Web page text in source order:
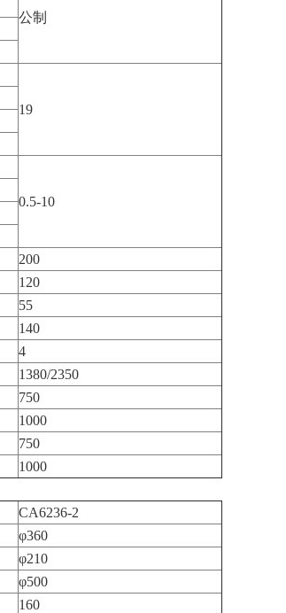
公制
19
0.5-10
200
120
55
140
4
1380/2350
750
1000
750
1000
CA6236-2
φ360
φ210
φ500
160